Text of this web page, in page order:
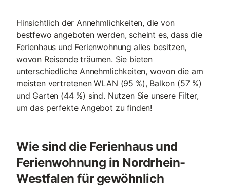
Hinsichtlich der Annehmlichkeiten, die von
bestfewo angeboten werden, scheint es, dass die
Ferienhaus und Ferienwohnung alles besitzen,
wovon Reisende träumen. Sie bieten
unterschiedliche Annehmlichkeiten, wovon die am
meisten vertretenen WLAN (95 %), Balkon (57 %)
und Garten (44 %) sind. Nutzen Sie unsere Filter,
um das perfekte Angebot zu finden!
Wie sind die Ferienhaus und
Ferienwohnung in Nordrhein-
Westfalen für gewöhnlich